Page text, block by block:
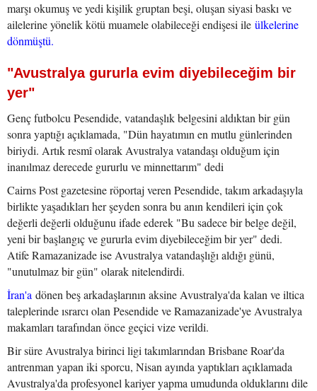
marşı okumuş ve yedi kişilik gruptan beşi, oluşan siyasi baskı ve
ailelerine yönelik kötü muamele olabileceği endişesi ile ülkelerine
dönmüştü.
"Avustralya gururla evim diyebileceğim bir
yer"
Genç futbolcu Pesendide, vatandaşlık belgesini aldıktan bir gün
sonra yaptığı açıklamada, "Dün hayatımın en mutlu günlerinden
biriydi. Artık resmî olarak Avustralya vatandaşı olduğum için
inanılmaz derecede gururlu ve minnettarım" dedi
Cairns Post gazetesine röportaj veren Pesendide, takım arkadaşıyla
birlikte yaşadıkları her şeyden sonra bu anın kendileri için çok
değerli değerli olduğunu ifade ederek "Bu sadece bir belge değil,
yeni bir başlangıç ve gururla evim diyebileceğim bir yer" dedi.
Atife Ramazanizade ise Avustralya vatandaşlığı aldığı günü,
"unutulmaz bir gün" olarak nitelendirdi.
İran'a dönen beş arkadaşlarının aksine Avustralya'da kalan ve iltica
taleplerinde ısrarcı olan Pesendide ve Ramazanizade'ye Avustralya
makamları tarafından önce geçici vize verildi.
Bir süre Avustralya birinci ligi takımlarından Brisbane Roar'da
antrenman yapan iki sporcu, Nisan ayında yaptıkları açıklamada
Avustralya'da profesyonel kariyer yapma umudunda olduklarını dile